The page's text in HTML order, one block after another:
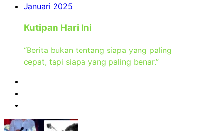
Januari 2025
Kutipan Hari Ini
“Berita bukan tentang siapa yang paling
cepat, tapi siapa yang paling benar.”